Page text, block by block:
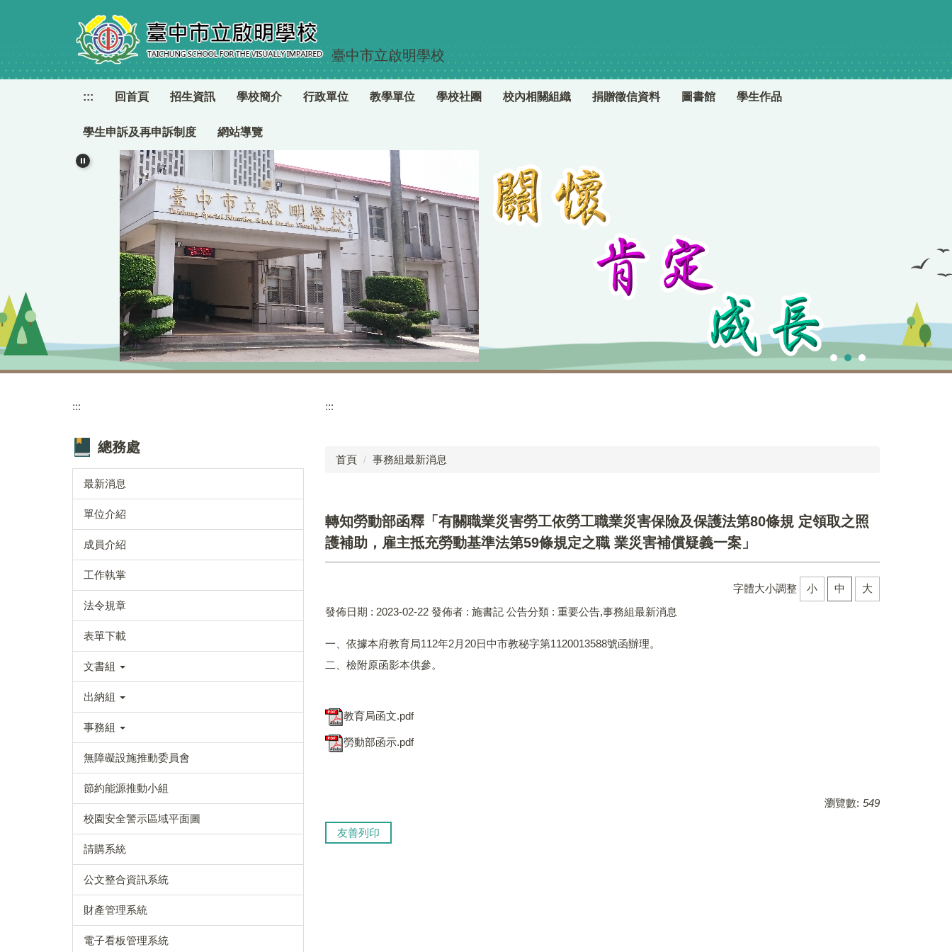
要
內
臺中市立啟明學校
::: 回首頁 招生資訊 學校簡介 行政單位 教學單位 學校社團 校內相關組織 捐贈徵信資料 圖書館 學生作品
學生申訴及再申訴制度 網站導覽
:::
總務處
最新消息
單位介紹
成員介紹
工作執掌
法令規章
表單下載
文書組
出納組
事務組
無障礙設施推動委員會
節約能源推動小組
校園安全警示區域平面圖
請購系統
公文整合資訊系統
財產管理系統
電子看板管理系統
:::
首頁 事務組最新消息
轉知勞動部函釋「有關職業災害勞工依勞工職業災害保險及保護法第80條規 定領取之照
護補助，雇主抵充勞動基準法第59條規定之職 業災害補償疑義一案」
字體大小調整 小 中
大
發佈日期 : 2023-02-22 發佈者 : 施書記 公告分類 : 重要公告,事務組最新消息
一、依據本府教育局112年2月20日中市教秘字第1120013588號函辦理。
二、檢附原函影本供參。
教育局函文.pdf
勞動部函示.pdf
瀏覽數: 549
友善列印